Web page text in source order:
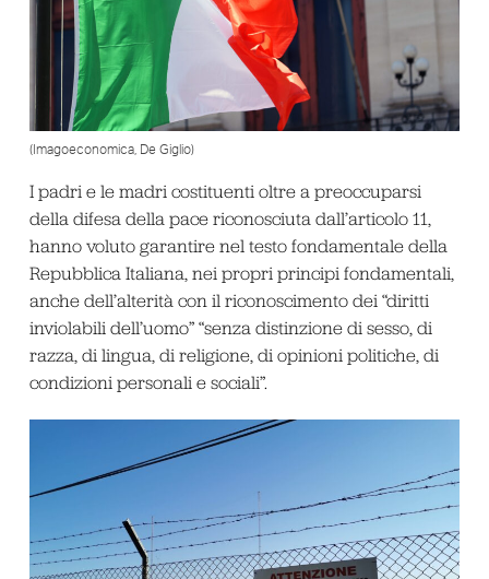
(Imagoeconomica, De Giglio)
I padri e le madri costituenti oltre a preoccuparsi
della difesa della pace riconosciuta dall’articolo 11,
hanno voluto garantire nel testo fondamentale della
Repubblica Italiana, nei propri principi fondamentali,
anche dell’alterità con il riconoscimento dei “diritti
inviolabili dell’uomo” “senza distinzione di sesso, di
razza, di lingua, di religione, di opinioni politiche, di
condizioni personali e sociali”.